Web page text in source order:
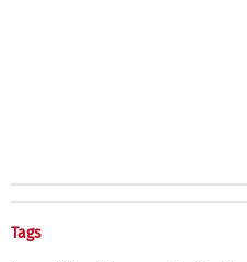
Tags